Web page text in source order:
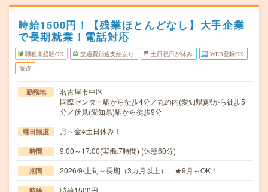
時給1500円！【残業ほとんどなし】大手企業
で長期就業！電話対応
職種未経験OK 交通費別途支給あり 土日祝日が休み WEB登録OK
派遣
勤務地
名古屋市中区
国際センター駅から徒歩4分／丸の内(愛知県)駅から徒歩5
分／伏見(愛知県)駅から徒歩9分
曜日頻度 月～金※土日休み！
時間 9:00～17:00(実働:7時間) (休憩60分)
期間 2026/9/上旬～長期（3カ月以上） ★9月～OK！
時給1500円